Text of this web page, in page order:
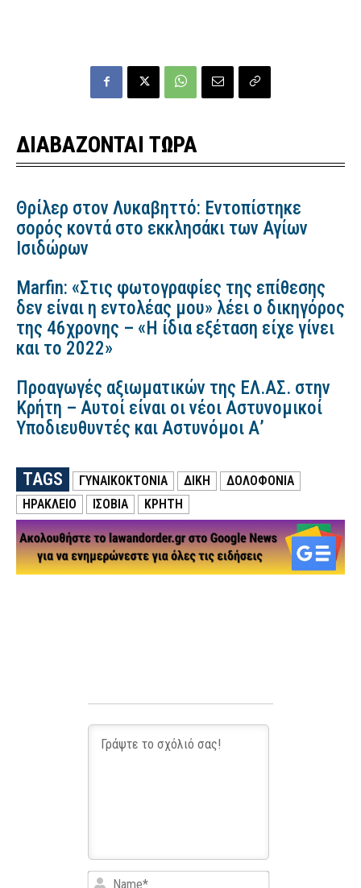
ΔΙΑΒΑΖΟΝΤΑΙ ΤΩΡΑ
Θρίλερ στον Λυκαβηττό: Εντοπίστηκε
σορός κοντά στο εκκλησάκι των Αγίων
Ισιδώρων
Marfin: «Στις φωτογραφίες της επίθεσης
δεν είναι η εντολέας μου» λέει ο δικηγόρος
της 46χρονης – «Η ίδια εξέταση είχε γίνει
και το 2022»
Προαγωγές αξιωματικών της ΕΛ.ΑΣ. στην
Κρήτη – Αυτοί είναι οι νέοι Αστυνομικοί
Υποδιευθυντές και Αστυνόμοι Α’
TAGS ΓΥΝΑΙΚΟΚΤΟΝΙΑ ΔΙΚΗ
ΔΟΛΟΦΟΝΙΑ
ΗΡΑΚΛΕΙΟ
ΙΣΟΒΙΑ ΚΡΗΤΗ
Name*